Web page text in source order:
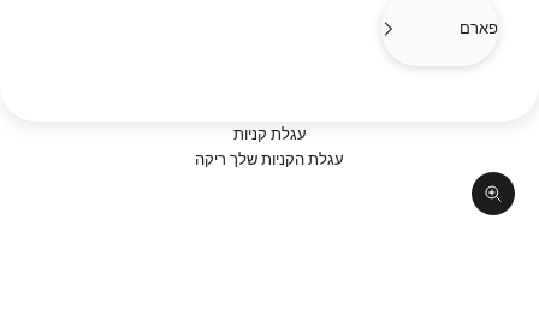
פארם
עגלת קניות
עגלת הקניות שלך ריקה
תקריב